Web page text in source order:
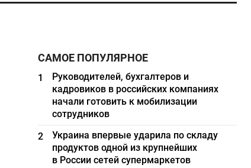
САМОЕ ПОПУЛЯРНОЕ
1
Руководителей, бухгалтеров и
кадровиков в российских компаниях
начали готовить к мобилизации
сотрудников
2
Украина впервые ударила по складу
продуктов одной из крупнейших
в России сетей супермаркетов